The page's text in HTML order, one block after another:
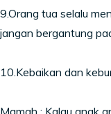
9.Orang tua selalu
jangan bergantung
10.Kebaikan dan
Mamah : Kalau anak